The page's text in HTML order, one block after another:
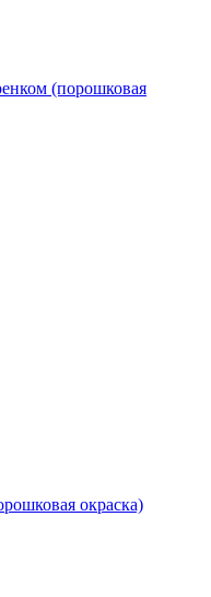
(порошковая
окраска)